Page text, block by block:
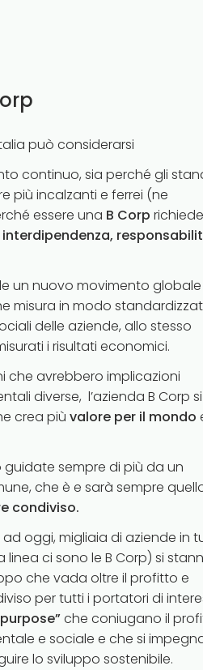
può considerarsi
continuo, sia perché gli
più incalzanti e ferrei (ne
essere una B Corp richiede
un nuovo movimento
misura in modo
delle aziende, allo stesso
i risultati economici.
che avrebbero implicazioni
diverse, l’azienda B Corp si
crea piùvalore per il mondo
guidate sempre di più da un
che è e sarà sempre
condiviso.
oggi, migliaia di aziende in
ci sono le B Corp) si
che vada oltre il profitto e
per tutti i portatori di
che coniugano il
e sociale e che si
lo sviluppo sostenibile.